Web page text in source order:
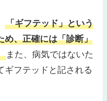
「ギフテッド」という
め、正確には「診断」
また、病気ではないた
ギフテッドと記される